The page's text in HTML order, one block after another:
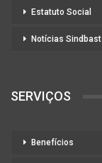
Estatuto Social
Notícias Sindbast
SERVIÇOS
Benefícios